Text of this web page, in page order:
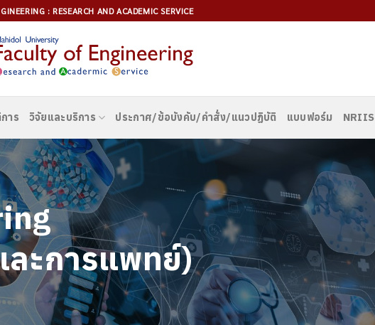
: RESEARCH AND ACADEMIC SERVICE
าร วิจัยและบริการ ประกาศ/ข้อบังคับ/คำสั่ง/แนวปฏิบัติ แบบฟอร์ม NRIIS
ะการแพทย์)